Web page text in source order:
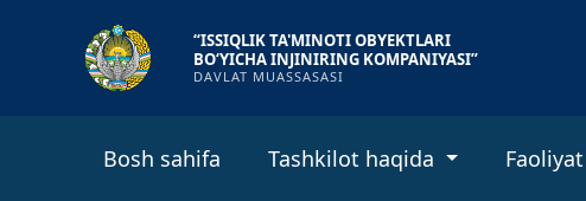
“ISSIQLIK TA'MINOTI OBYEKTLARI
BO‘YICHA INJINIRING KOMPANIYASI”
DAVLAT MUASSASASI
Bosh sahifa Tashkilot haqida Faoliyat